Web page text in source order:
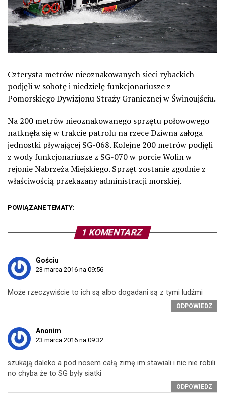
Czterysta metrów nieoznakowanych sieci rybackich
podjęli w sobotę i niedzielę funkcjonariusze z
Pomorskiego Dywizjonu Straży Granicznej w Świnoujściu.
Na 200 metrów nieoznakowanego sprzętu połowowego
natknęła się w trakcie patrolu na rzece Dziwna załoga
jednostki pływającej SG-068. Kolejne 200 metrów podjęli
z wody funkcjonariusze z SG-070 w porcie Wolin w
rejonie Nabrzeża Miejskiego. Sprzęt zostanie zgodnie z
właściwością przekazany administracji morskiej.
POWIĄZANE TEMATY:
1 KOMENTARZ
Gościu
23 marca 2016 na 09:56
Może rzeczywiście to ich są albo dogadani są z tymi ludźmi
ODPOWIEDZ
Anonim
23 marca 2016 na 09:32
szukają daleko a pod nosem całą zimę im stawiali i nic nie robili
no chyba że to SG były siatki
ODPOWIEDZ